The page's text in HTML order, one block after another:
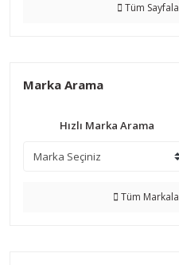
Tüm
Marka Arama
Hızlı Marka Arama
Tüm